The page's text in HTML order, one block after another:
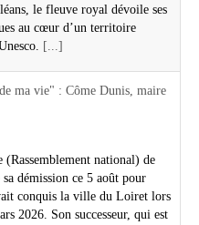
le fleuve royal dévoile ses
au cœur d’un territoire
[...]
ma vie" : Côme Dunis, maire
national) de
démission ce 5 août pour
conquis la ville du Loiret lors
2026. Son successeur, qui est